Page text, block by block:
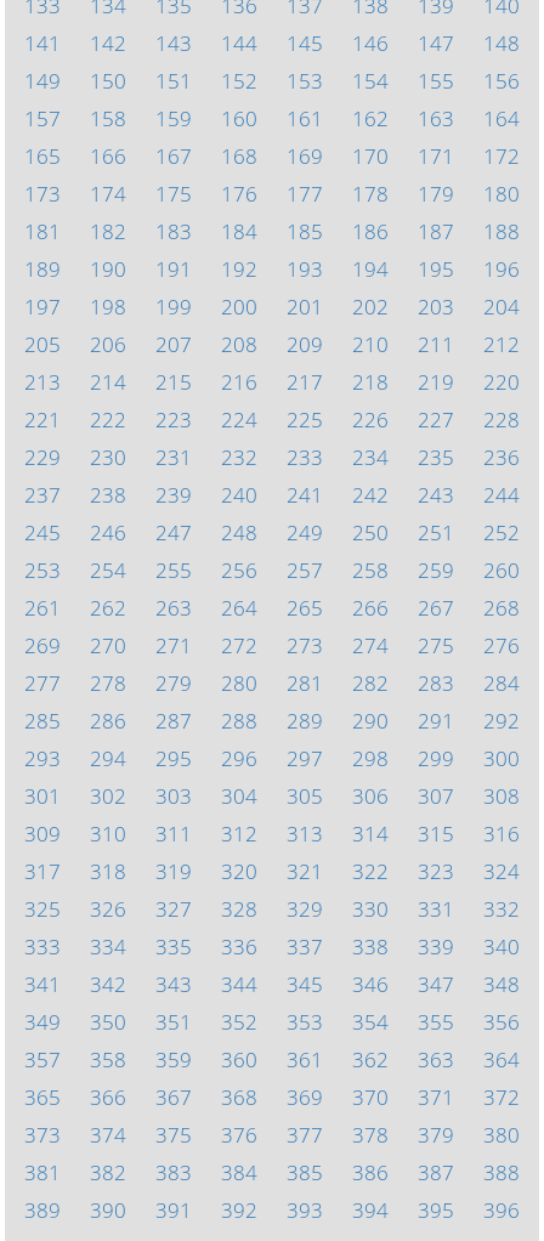
141
142 143 144 145 146 147
148
149
150 151 152 153 154 155
156
157
158 159 160 161 162 163
164
165
166 167 168 169 170 171
172
173
174 175 176 177 178 179
180
181
182 183 184 185 186 187
188
189
190 191 192 193 194 195
196
197
198 199 200 201 202 203
204
205
206 207 208 209 210 211
212
213
214 215 216 217 218 219
220
221
222 223 224 225 226 227
228
229
230 231 232 233 234 235
236
237
238 239 240 241 242 243
244
245
246 247 248 249 250 251
252
253
254 255 256 257 258 259
260
261
262 263 264 265 266 267
268
269
270 271 272 273 274 275
276
277
278 279 280 281 282 283
284
285
286 287 288 289 290 291
292
293
294 295 296 297 298 299
300
301
302 303 304 305 306 307
308
309
310 311 312 313 314 315
316
317
318 319 320 321 322 323
324
325
326 327 328 329 330 331
332
333
334 335 336 337 338 339
340
341
342 343 344 345 346 347
348
349
350 351 352 353 354 355
356
357
358 359 360 361 362 363
364
365
366 367 368 369 370 371
372
373
374 375 376 377 378 379
380
381
382 383 384 385 386 387
388
389
390 391 392 393 394 395
396